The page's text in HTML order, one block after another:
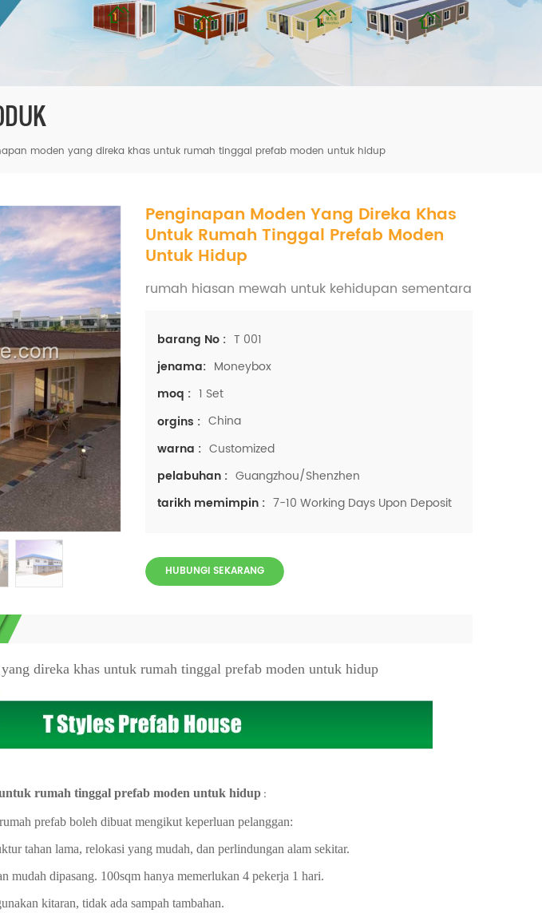
moden yang direka khas untuk rumah tinggal prefab moden untuk hidup
Penginapan Moden Yang Direka Khas
Untuk Rumah Tinggal Prefab Moden
Untuk Hidup
rumah hiasan mewah untuk kehidupan sementara
barang No : T 001
jenama: Moneybox
moq : 1 Set
orgins : China
warna : Customized
pelabuhan : Guangzhou/Shenzhen
tarikh memimpin : 7-10 Working Days Upon Deposit
HUBUNGI SEKARANG
direka khas untuk rumah tinggal prefab moden untuk hidup
rumah tinggal prefab moden untuk hidup:
prefab boleh dibuat mengikut keperluan pelanggan:
tahan lama, relokasi yang mudah, dan perlindungan alam sekitar.
mudah dipasang. 100sqm hanya memerlukan 4 pekerja 1 hari.
kitaran, tidak ada sampah tambahan.
mbshou